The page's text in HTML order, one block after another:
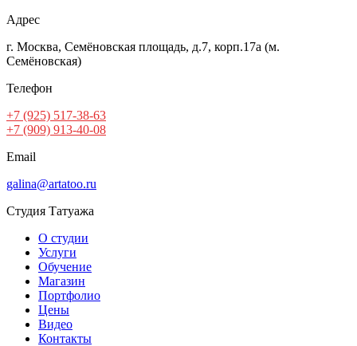
Адрес
г. Москва, Семёновская площадь, д.7, корп.17а (м.
Семёновская)
Телефон
+7 (925) 517-38-63
+7 (909) 913-40-08
Email
galina@artatoo.ru
Студия Татуажа
О студии
Услуги
Обучение
Магазин
Портфолио
Цены
Видео
Контакты